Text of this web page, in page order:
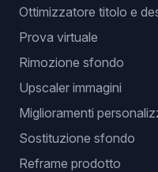
Ottimizzatore titolo e
Prova virtuale
Rimozione sfondo
Upscaler immagini
Miglioramenti
Sostituzione sfondo
Reframe prodotto